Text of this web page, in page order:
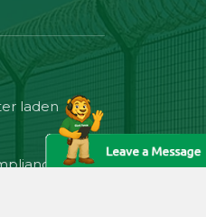
laden